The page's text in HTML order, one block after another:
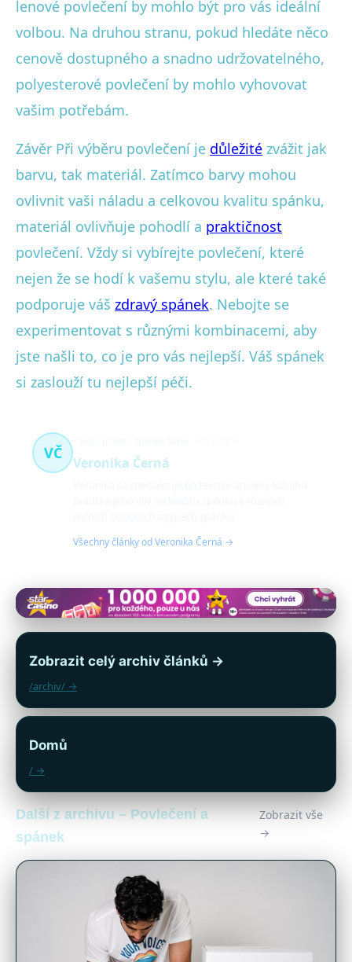
lenové povlečení by mohlo být pro vás ideální
volbou. Na druhou stranu, pokud hledáte něco
cenově dostupného a snadno udržovatelného,
polyesterové povlečení by mohlo vyhovovat
vašim potřebám.
Závěr Při výběru povlečení je důležité zvážit jak
barvu, tak materiál. Zatímco barvy mohou
ovlivnit vaši náladu a celkovou kvalitu spánku,
materiál ovlivňuje pohodlí a praktičnost
povlečení. Vždy si vybírejte povlečení, které
nejen že se hodí k vašemu stylu, ale které také
podporuje váš zdravý spánek. Nebojte se
experimentovat s různými kombinacemi, aby
jste našli to, co je pro vás nejlepší. Váš spánek
si zaslouží tu nejlepší péči.
VČ
Veronika Černá
Všechny články od Veronika Černá →
Zobrazit celý archiv článků →
/archiv/ →
Domů
/ →
Další z archivu – Povlečení a
spánek
Zobrazit vše
→